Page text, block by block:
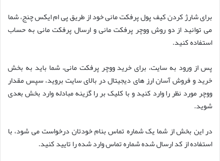
برای شارژ کردن کیف پول پرفکت مانی خود از طریق پی ام ایکس چنج، شما
می توانید از دو روش ووچر پرفکت مانی و ارسال پرفکت مانی به حساب
استفاده کنید.
پس از ورود به سایت، برای خرید ووچر پرفکت مانی، شما باید به بخش
خرید و فروش آسان ارز های دیجیتال در بالای سایت بروید، سپس مقدار
ووچر مورد نظر را وارد کنید و با کلیک بر را گزینه مبادله وارد بخش بعدی
شوید.
در این بخش از شما یک شماره تماس بنام خودتان درخواست می شود، با
استفاده از کد ارسال شده شماره تماس وارد شده را تایید کنید.